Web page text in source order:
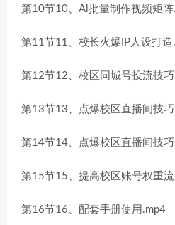
第10节10、Al批量制作视频矩
第11节11、校长火爆IP人设打造
第12节12、校区同城号投流技
第13节13、点爆校区直播间技
第14节14、点爆校区直播间技
第15节15、提高校区账号权重
第16节16、配套手册使用.mp4